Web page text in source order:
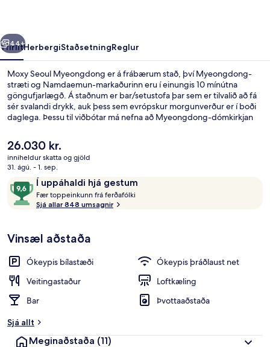
Næsta
44+
YfirlitHerbergiStaðsetningReglur
Moxy Seoul Myeongdong er á frábærum stað, því Myeongdong-
stræti og Namdaemun-markaðurinn eru í einungis 10 mínútna
göngufjarlægð. Á staðnum er bar/setustofa þar sem er tilvalið að fá
sér svalandi drykk, auk þess sem evrópskur morgunverður er í boði
daglega. Þessu til viðbótar má nefna að Myeongdong-dómkirkjan
Aðrir ferðamenn eru sérstaklega ánægðir með hversu stutt er í
almenningssamgöngur: Myeong-dong lestarstöðin er í 3 mínútna
göngufjarlægð og Euljiro 1-ga lestarstöðin er í 6 mínútna
göngufjarlægð.
Núverandi
verð
er
26.030 kr.
26.030 kr.
inniheldur skatta og gjöld
31. ágú. - 1. sep.
UmsagnirÍ uppáhaldi hjá gestum
9,6
af
10,
uppáhaldi
hjá
gestum
Fær toppeinkunn frá ferðafólki
p
e
n
n
Sjá allar 848 umsagnir
Vinsæl aðstaða
Ókeypis bílastæði
Ókeypis þráðlaust net
Veitingastaður
Loftkæling
Bar
Þvottaaðstaða
Sjá allt
Meginaðstaða (11)